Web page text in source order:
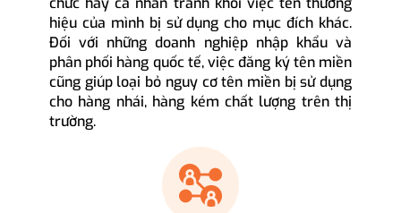
hiệu của mình bị sử dụng cho mục đích khác.
Đối với những doanh nghiệp nhập khẩu và
phân phối hàng quốc tế, việc đăng ký tên miền
cũng giúp loại bỏ nguy cơ tên miền bị sử dụng
cho hàng nhái, hàng kém chất lượng trên thị
trường.